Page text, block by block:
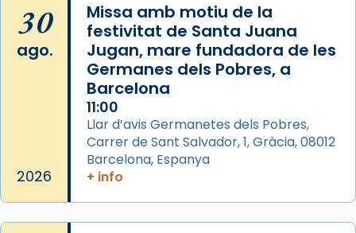
de Barcelona.
2 weeks ago
Aquest dilluns, 27 de juliol, ha tingut lloc la
missa d’acció de gràcies en agraïment al
comitè organitzador de la visita apostòlica
del Sant Pare Lleó XIV a Barcelona, i als
col·laboradors, a la Catedral de Barcelona.
L’arquebisbe de Barcelona, el cardenal Joan
Josep Omella, ha presidit la missa i l’ha
concelebrat el bisbe auxiliar de Barcelona,
Mons. David Abadías.
30
ago.
2026
Missa amb motiu de la
festivitat de Santa Juana
Jugan, mare fundadora de les
Germanes dels Pobres, a
Barcelona
11:00
Llar d’avis Germanetes dels Pobres,
Carrer de Sant Salvador, 1, Gràcia, 08012
Barcelona, Espanya
+ info